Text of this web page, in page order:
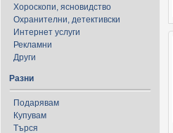
Хороскопи, ясновидство
Охранителни, детективски
Интернет услуги
Рекламни
Други
Разни
Подарявам
Купувам
Търся